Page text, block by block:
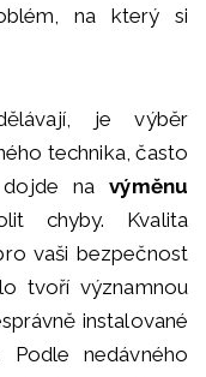
na který si
je výběr
technika, často
dojde navýměnu
chyby. Kvalita
vaši bezpečnost
tvoří významnou
instalované
nedávného